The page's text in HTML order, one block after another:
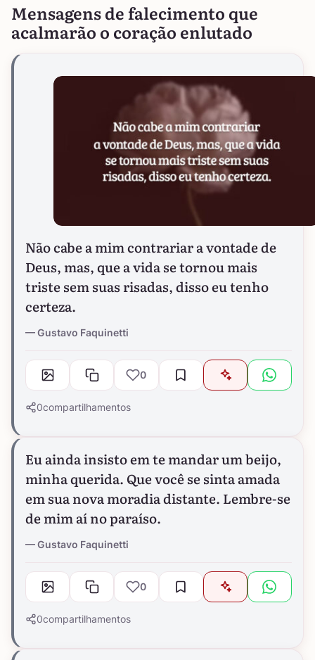
Mensagens de falecimento que
acalmarão o coração enlutado
Não cabe a mim contrariar a vontade de
Deus, mas, que a vida se tornou mais
triste sem suas risadas, disso eu tenho
certeza.
Gustavo Faquinetti
0
0compartilhamentos
Eu ainda insisto em te mandar um beijo,
minha querida. Que você se sinta amada
em sua nova moradia distante. Lembre-se
de mim aí no paraíso.
Gustavo Faquinetti
0
0compartilhamentos